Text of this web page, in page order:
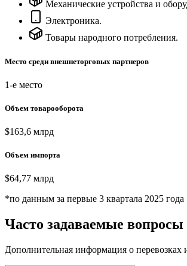
Механические устройства и
Электроника.
Товары народного потребления.
Место среди внешнеторговых партнеров
1-е место
Объем товарооборота
$163,6 млрд
Объем импорта
$64,77 млрд
*по данным за первые 3 квартала 2025 года
Часто задаваемые вопросы
Дополнительная информация о перевозках